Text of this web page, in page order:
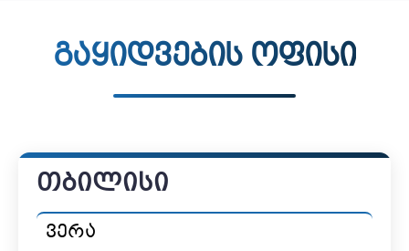
გაყიდვების ოფისი
თბილისი
ვერა